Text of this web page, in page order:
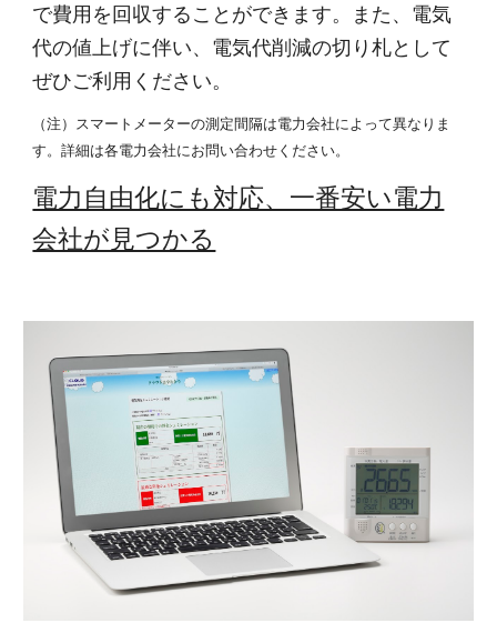
で費用を回収することができます。また、電気
代の値上げに伴い、電気代削減の切り札として
ぜひご利用ください。
（注）スマートメーターの測定間隔は電力会社によって異なりま
す。詳細は各電力会社にお問い合わせください。
電力自由化にも対応、一番安い電力
会社が見つかる